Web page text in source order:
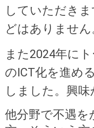
していただき
どはありません
また2024年に
のICT化を進め
しました。興
他分野で不遇